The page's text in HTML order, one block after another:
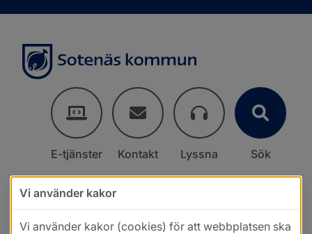
E-tjänster Kontakt Lyssna Sök
Vi använder kakor
Vi använder kakor (cookies) för att webbplatsen ska